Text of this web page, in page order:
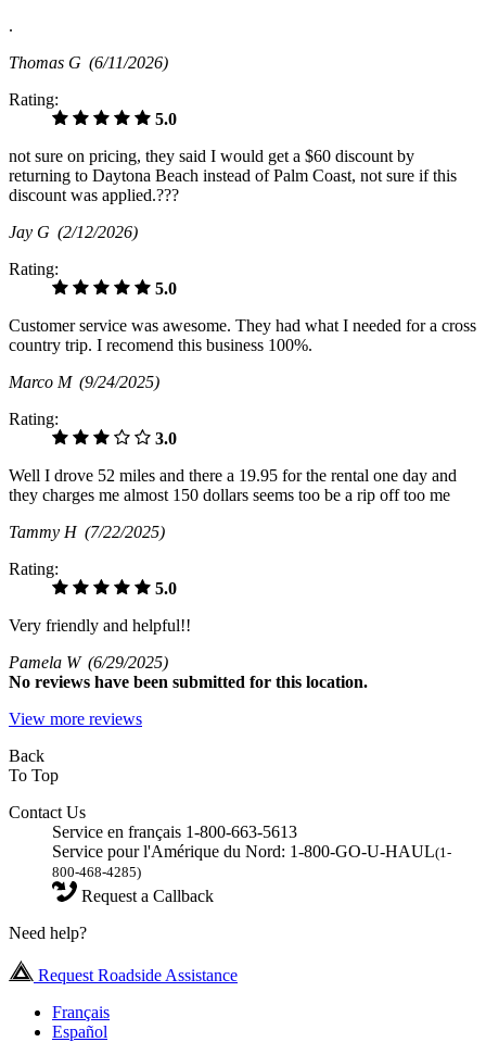
.
Thomas G (6/11/2026)
Rating:
5.0
not sure on pricing, they said I would get a $60 discount by
returning to Daytona Beach instead of Palm Coast, not sure if this
discount was applied.???
Jay G (2/12/2026)
Rating:
5.0
Customer service was awesome. They had what I needed for a cross
country trip. I recomend this business 100%.
Marco M (9/24/2025)
Rating:
3.0
Well I drove 52 miles and there a 19.95 for the rental one day and
they charges me almost 150 dollars seems too be a rip off too me
Tammy H (7/22/2025)
Rating:
5.0
Very friendly and helpful!!
Pamela W (6/29/2025)
No reviews have been submitted for this location.
View more reviews
Back
To Top
Contact Us
Service en français 1-800-663-5613
Service pour l'Amérique du Nord: 1-800-GO-U-HAUL(1-
800-468-4285)
Request a Callback
Need help?
Request Roadside Assistance
Français
Español